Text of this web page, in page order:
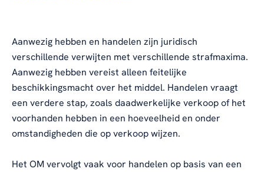
Aanwezig hebben en handelen zijn juridisch
verschillende verwijten met verschillende strafmaxima.
Aanwezig hebben vereist alleen feitelijke
beschikkingsmacht over het middel. Handelen vraagt
een verdere stap, zoals daadwerkelijke verkoop of het
voorhanden hebben in een hoeveelheid en onder
omstandigheden die op verkoop wijzen.
Het OM vervolgt vaak voor handelen op basis van een